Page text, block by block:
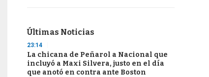
Últimas Noticias
23:14
La chicana de Peñarol a Nacional que
incluyó a Maxi Silvera, justo en el día
que anotó en contra ante Boston